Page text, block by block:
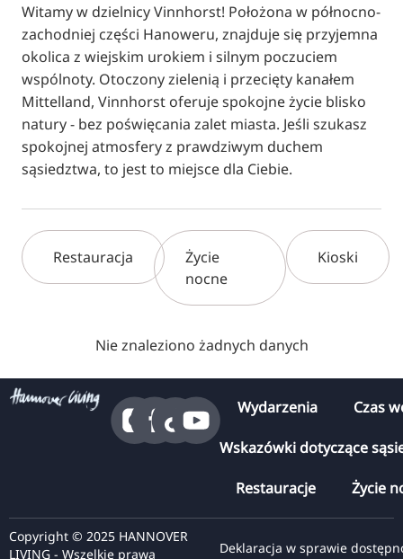
Witamy w dzielnicy Vinnhorst! Położona w północno-
zachodniej części Hanoweru, znajduje się przyjemna
okolica z wiejskim urokiem i silnym poczuciem
wspólnoty. Otoczony zielenią i przecięty kanałem
Mittelland, Vinnhorst oferuje spokojne życie blisko
natury - bez poświęcania zalet miasta. Jeśli szukasz
spokojnej atmosfery z prawdziwym duchem
sąsiedztwa, to jest to miejsce dla Ciebie.
Restauracja
Życie
nocne
Kioski
Nie znaleziono żadnych danych
Wydarzenia Czas
Wskazówki dotyczące
Restauracje Życie
Copyright © 2025 HANNOVER
LIVING - Wszelkie prawa
Deklaracja w sprawie